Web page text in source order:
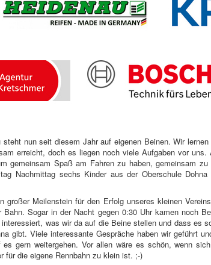
nun seit diesem Jahr auf eigenen Beinen. Wir
erreicht, doch es liegen noch viele Aufgaben vor
gemeinsam Spaß am Fahren zu haben, gemeinsam
Nachmittag sechs Kinder aus der Oberschule
großer Meilenstein für den Erfolg unseres kleinen
Sogar in der Nacht gegen 0:30 Uhr kamen noch
was wir da auf die Beine stellen und dass es
gibt. Viele interessante Gespräche haben wir geführt
gern weitergehen. Vor allen wäre es schön, wenn
für die eigene Rennbahn zu klein ist. ;-)